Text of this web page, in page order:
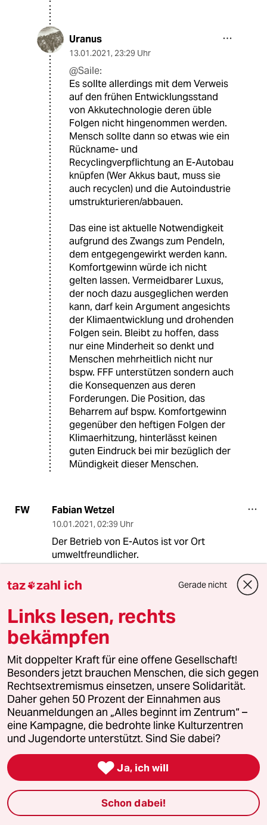
Uranus
13.01.2021, 23:29 Uhr
@Saile:
Es sollte allerdings mit dem Verweis
auf den frühen Entwicklungsstand
von Akkutechnologie deren üble
Folgen nicht hingenommen werden.
Mensch sollte dann so etwas wie ein
Rückname- und
Recyclingverpflichtung an E-Autobau
knüpfen (Wer Akkus baut, muss sie
auch recyclen) und die Autoindustrie
umstrukturieren/abbauen.
Das eine ist aktuelle Notwendigkeit
aufgrund des Zwangs zum Pendeln,
dem entgegengewirkt werden kann.
Komfortgewinn würde ich nicht
gelten lassen. Vermeidbarer Luxus,
der noch dazu ausgeglichen werden
kann, darf kein Argument angesichts
der Klimaentwicklung und drohenden
Folgen sein. Bleibt zu hoffen, dass
nur eine Minderheit so denkt und
Menschen mehrheitlich nicht nur
bspw. FFF unterstützen sondern auch
die Konsequenzen aus deren
Forderungen. Die Position, das
Beharrem auf bspw. Komfortgewinn
gegenüber den heftigen Folgen der
Klimaerhitzung, hinterlässt keinen
guten Eindruck bei mir bezüglich der
Mündigkeit dieser Menschen.
FW Fabian Wetzel
10.01.2021, 02:39 Uhr
Der Betrieb von E-Autos ist vor Ort
umweltfreundlicher.
Die Herstellung und Entsorgung allerdings...
unterm Strich würde ich Ihnen recht geben.
Die Zukunft gehört dennoch dem
Elektroantrieb, allerdings nicht mit Batterie,
sondern mit Wasserstoff- oder
Kohlenwasserstoffbrennstoffzelle. Nur dafür
braucht es halt jede Menge neuer Infrastruktur,
was bei Batterieautos erstmal nicht der Fall ist,
solange nicht zuviele Leute eins haben und
gleichzeitig laden wollen.
Solange wir unseren Energiebedarf aber nicht
vollständig aus regenerativen Quellen decken,
haben Sie recht: jedes neue E-Auto vergrößert
den Strombedarf und wird effektiv mit
Kohle/Gas/Uran angetrieben. Egal, von wem
Sie Ihren Strom kaufen und wie toll grün der
dann ist.
taz zahl ich Gerade nicht
Links lesen, rechts
bekämpfen
Mit doppelter Kraft für eine offene Gesellschaft!
Besonders jetzt brauchen Menschen, die sich gegen
Rechtsextremismus einsetzen, unsere Solidarität.
Daher gehen 50 Prozent der Einnahmen aus
Neuanmeldungen an „Alles beginnt im Zentrum“ –
eine Kampagne, die bedrohte linke Kulturzentren
und Jugendorte unterstützt. Sind Sie dabei?
 Ja, ich will
Schon dabei!